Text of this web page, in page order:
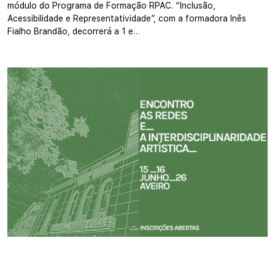
módulo do Programa de Formação RPAC. “Inclusão,
Acessibilidade e Representatividade”, com a formadora Inês
Fialho Brandão, decorrerá a 1 e…